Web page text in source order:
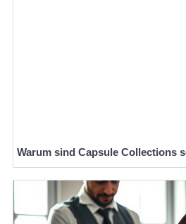
Warum sind Capsule Collections